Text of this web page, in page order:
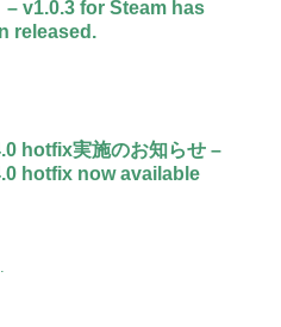
– v1.0.3 for Steam has
released.
hotfix実施のお知らせ –
hotfix now available